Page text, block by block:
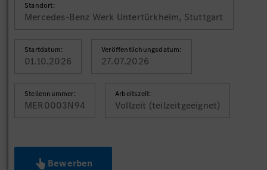
Standort:
Mercedes-Benz Werk Untertürkheim, Stuttgart
Startdatum:
01.10.2026
Veröffentlichungsdatum:
27.07.2026
Stellennummer:
MER0003N94
Arbeitszeit:
Vollzeit (teilzeitgeeignet)
Bewerben